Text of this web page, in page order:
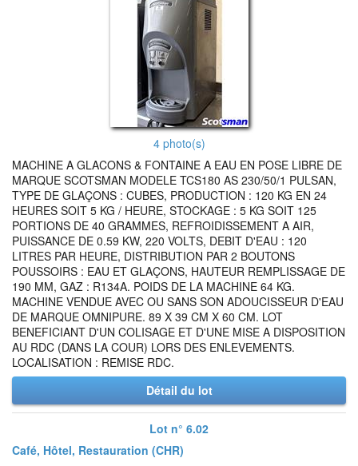
4 photo(s)
MACHINE A GLACONS & FONTAINE A EAU EN POSE LIBRE DE
MARQUE SCOTSMAN MODELE TCS180 AS 230/50/1 PULSAN,
TYPE DE GLAÇONS : CUBES, PRODUCTION : 120 KG EN 24
HEURES SOIT 5 KG / HEURE, STOCKAGE : 5 KG SOIT 125
PORTIONS DE 40 GRAMMES, REFROIDISSEMENT A AIR,
PUISSANCE DE 0.59 KW, 220 VOLTS, DEBIT D'EAU : 120
LITRES PAR HEURE, DISTRIBUTION PAR 2 BOUTONS
POUSSOIRS : EAU ET GLAÇONS, HAUTEUR REMPLISSAGE DE
190 MM, GAZ : R134A. POIDS DE LA MACHINE 64 KG.
MACHINE VENDUE AVEC OU SANS SON ADOUCISSEUR D'EAU
DE MARQUE OMNIPURE. 89 X 39 CM X 60 CM. LOT
BENEFICIANT D'UN COLISAGE ET D'UNE MISE A DISPOSITION
AU RDC (DANS LA COUR) LORS DES ENLEVEMENTS.
LOCALISATION : REMISE RDC.
Détail du lot
Lot n° 6.02
Café, Hôtel, Restauration (CHR)